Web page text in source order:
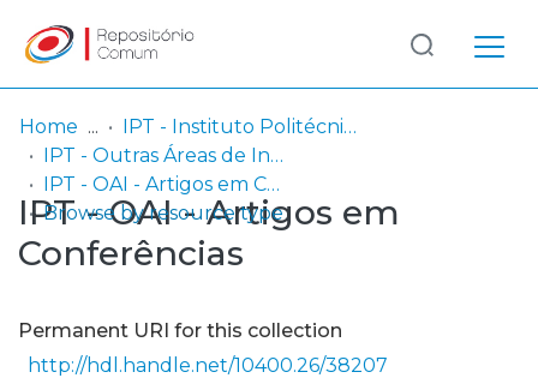
Communities
& Collections
Browse repository
Entities
Log
In
(current)
Home
IPT - Instituto Politécnico de Tomar
IPT - Outras Áreas de Investigação
IPT - OAI - Artigos em Conferências
Browse by resource type
IPT - OAI - Artigos em
Conferências
Permanent URI for this collection
http://hdl.handle.net/10400.26/38207